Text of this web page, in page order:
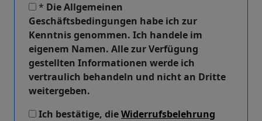
* Die Allgemeinen
Geschäftsbedingungen habe ich zur
Kenntnis genommen. Ich handele im
eigenem Namen. Alle zur Verfügung
gestellten Informationen werde ich
vertraulich behandeln und nicht an Dritte
weitergeben.
Ich bestätige, dieWiderrufsbelehrung